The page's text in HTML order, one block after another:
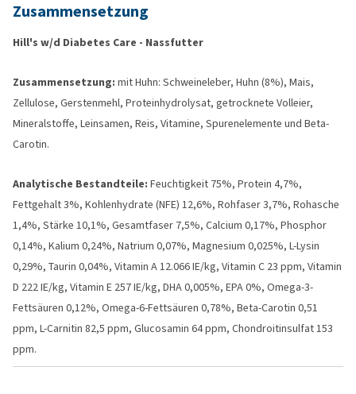
Zusammensetzung
Hill's w/d Diabetes Care - Nassfutter
Zusammensetzung: mit Huhn: Schweineleber, Huhn (8%), Mais,
Zellulose, Gerstenmehl, Proteinhydrolysat, getrocknete Volleier,
Mineralstoffe, Leinsamen, Reis, Vitamine, Spurenelemente und Beta-
Carotin.
Analytische Bestandteile: Feuchtigkeit 75%, Protein 4,7%,
Fettgehalt 3%, Kohlenhydrate (NFE) 12,6%, Rohfaser 3,7%, Rohasche
1,4%, Stärke 10,1%, Gesamtfaser 7,5%, Calcium 0,17%, Phosphor
0,14%, Kalium 0,24%, Natrium 0,07%, Magnesium 0,025%, L-Lysin
0,29%, Taurin 0,04%, Vitamin A 12.066 IE/kg, Vitamin C 23 ppm, Vitamin
D 222 IE/kg, Vitamin E 257 IE/kg, DHA 0,005%, EPA 0%, Omega-3-
Fettsäuren 0,12%, Omega-6-Fettsäuren 0,78%, Beta-Carotin 0,51
ppm, L-Carnitin 82,5 ppm, Glucosamin 64 ppm, Chondroitinsulfat 153
ppm.